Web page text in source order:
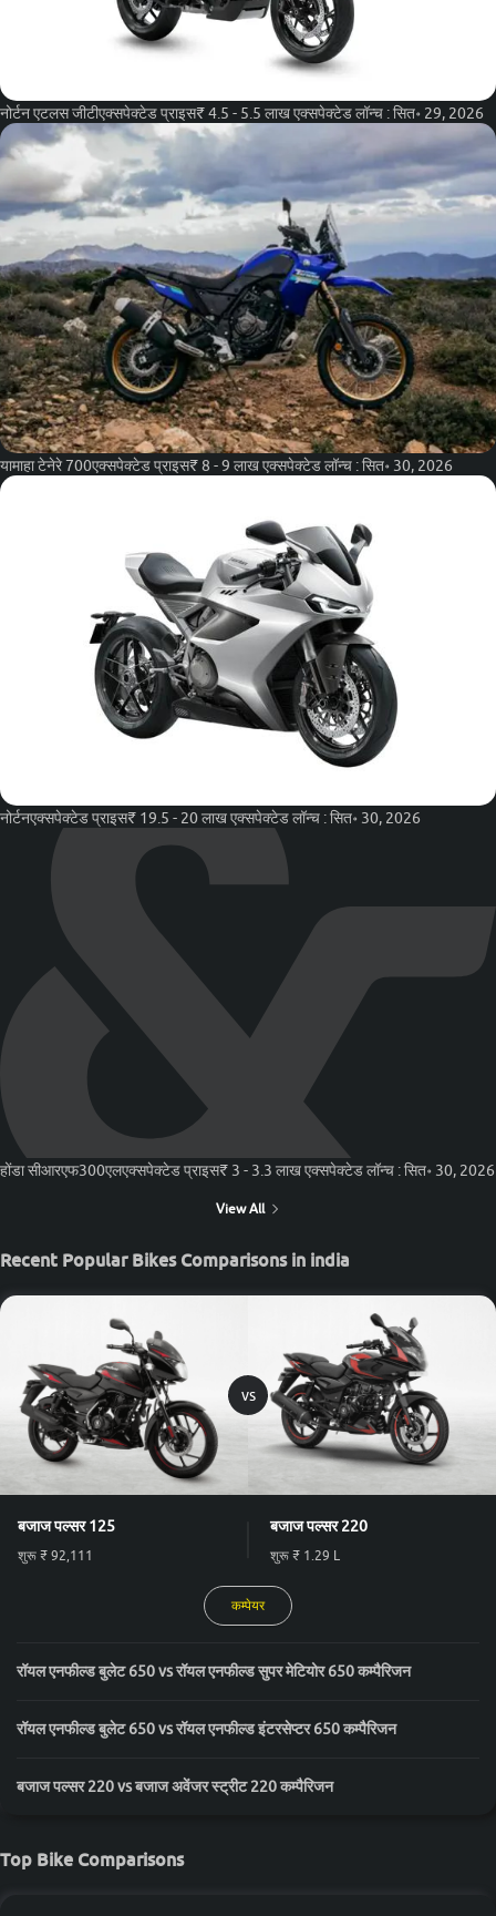
नोर्टन एटलस जीटीएक्सपेक्टेड प्राइस₹ 4.5 - 5.5 लाखएक्सपेक्टेड लॉन्च :सित॰ 29, 2026
यामाहा टेनेरे 700एक्सपेक्टेड प्राइस₹ 8 - 9 लाखएक्सपेक्टेड लॉन्च :सित॰ 30, 2026
नोर्टनएक्सपेक्टेड प्राइस₹ 19.5 - 20 लाखएक्सपेक्टेड लॉन्च :सित॰ 30, 2026
होंडा सीआरएफ300एलएक्सपेक्टेड प्राइस₹ 3 - 3.3 लाखएक्सपेक्टेड लॉन्च :सित॰ 30, 2026
View All
Recent Popular Bikes Comparisons in india
vs
बजाज पल्सर 125
शुरू ₹ 92,111
बजाज पल्सर 220
शुरू ₹ 1.29 L
कम्पेयर
रॉयल एनफील्ड बुलेट 650 vs रॉयल एनफील्ड सुपर मेटियोर 650 कम्पैरिजन
रॉयल एनफील्ड बुलेट 650 vs रॉयल एनफील्ड इंटरसेप्टर 650 कम्पैरिजन
बजाज पल्सर 220 vs बजाज अवेंजर स्ट्रीट 220 कम्पैरिजन
Top Bike Comparisons